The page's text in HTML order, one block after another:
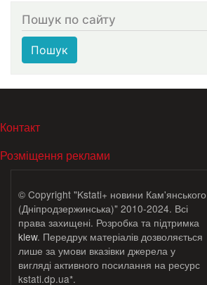
Пошук по сайту
Пошук
МЕНЮ В ПОДВАЛЕ
Контакт
Розміщення реклами
© Copyright "Kstati+ новини Кам'янського
(Дніпродзержинська)" 2010-2024. Всі
права захищені. Розробка та підтримка
klew. Передрук матеріалів дозволяється
лише за умови вказівки джерела у
вигляді активного посилання на ресурс
kstati.dp.ua*.